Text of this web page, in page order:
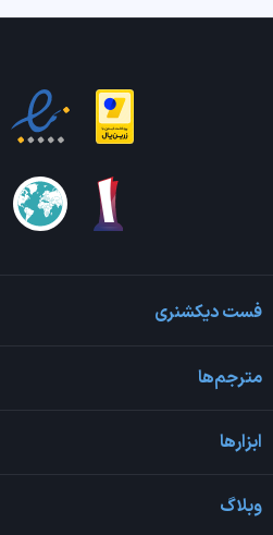
فست دیکشنری
مترجم‌ها
ابزارها
وبلاگ